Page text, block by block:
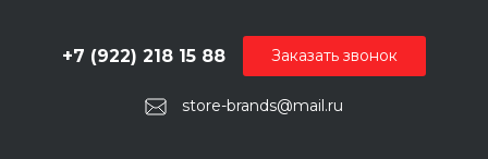
store-brands@mail.ru
+7 (922) 218 15 88 Заказать звонок